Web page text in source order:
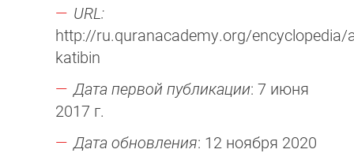
URL:
http://ru.quranacademy.org/
katibin
Дата первой публикации: 7 июня
2017 г.
Дата обновления: 12 ноября 2020